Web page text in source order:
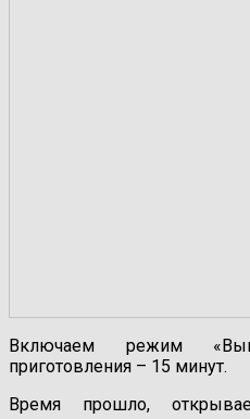
Включаем режим
приготовления – 15 минут.
Время прошло,